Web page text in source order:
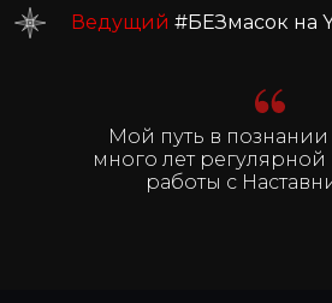
Мой путь в познании
много лет регулярной
работы с
Ведущий #БЕЗмасок на